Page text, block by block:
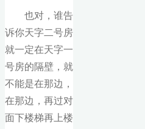
也对，谁告
诉你天字二号房
就一定在天字一
号房的隔壁，就
不能是在那边，
在那边，再过对
面下楼梯再上楼